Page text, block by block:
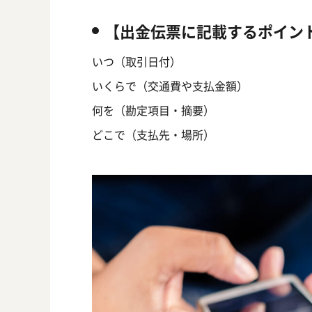
【出金伝票に記載するポイン
いつ（取引日付）
いくらで（交通費や支払金額）
何を（勘定項目・摘要）
どこで（支払先・場所）